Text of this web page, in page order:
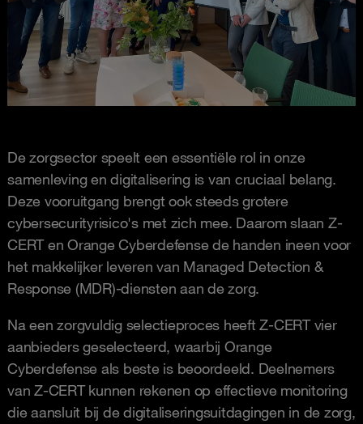
De zorgsector speelt een essentiële rol in onze
samenleving en digitalisering is van cruciaal belang.
Deze vooruitgang brengt ook steeds grotere
cybersecurityrisico's met zich mee. Daarom slaan Z-
CERT en Orange Cyberdefense de handen ineen voor
het makkelijker leveren van Managed Detection &
Response (MDR)-diensten aan de zorg.
Na een zorgvuldig selectieproces heeft Z-CERT vier
aanbieders geselecteerd, waarbij Orange
Cyberdefense als beste is beoordeeld. Deelnemers
van Z-CERT kunnen rekenen op effectieve monitoring
die aansluit bij de digitaliseringsuitdagingen in de zorg,